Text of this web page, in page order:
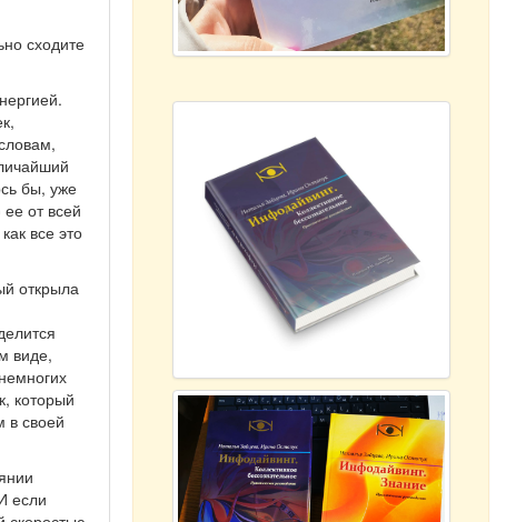
сходите
бы, уже
от всей
все это
открыла
виде,
который
в своей
если